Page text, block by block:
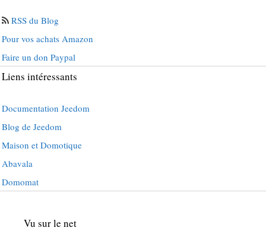
RSS du Blog
Pour vos achats Amazon
Faire un don Paypal
Liens intéressants
Documentation Jeedom
Blog de Jeedom
Maison et Domotique
Abavala
Domomat
Vu sur le net